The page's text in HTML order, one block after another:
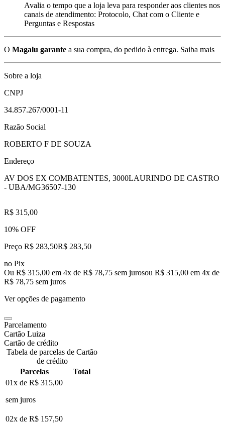
Avalia o tempo que a loja leva para responder aos clientes nos
canais de atendimento: Protocolo, Chat com o Cliente e
Perguntas e Respostas
O Magalu garante a sua compra, do pedido à entrega. Saiba mais
Sobre a loja
CNPJ
34.857.267/0001-11
Razão Social
ROBERTO F DE SOUZA
Endereço
AV DOS EX COMBATENTES, 3000LAURINDO DE CASTRO
- UBA/MG36507-130
R$ 315,00
10% OFF
Preço R$ 283,50R$ 283,50
no Pix
Ou R$ 315,00 em 4x de R$ 78,75 sem jurosou R$ 315,00 em 4x de
R$ 78,75 sem juros
Ver opções de pagamento
Parcelamento
Cartão Luiza
Cartão de crédito
Tabela de parcelas de Cartão
de crédito
Parcelas
Total
01x de R$ 315,00
sem juros
02x de R$ 157,50